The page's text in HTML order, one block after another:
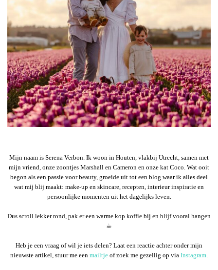
Mijn naam is Serena Verbon. Ik woon in Houten, vlakbij Utrecht, samen met
mijn vriend, onze zoontjes Marshall en Cameron en onze kat Coco. Wat ooit
begon als een passie voor beauty, groeide uit tot een blog waar ik alles deel
wat mij blij maakt: make-up en skincare, recepten, interieur inspiratie en
persoonlijke momenten uit het dagelijks leven.
Dus scroll lekker rond, pak er een warme kop koffie bij en blijf vooral hangen
☕︎
Heb je een vraag of wil je iets delen? Laat een reactie achter onder mijn
nieuwste artikel, stuur me een mailtje of zoek me gezellig op via Instagram